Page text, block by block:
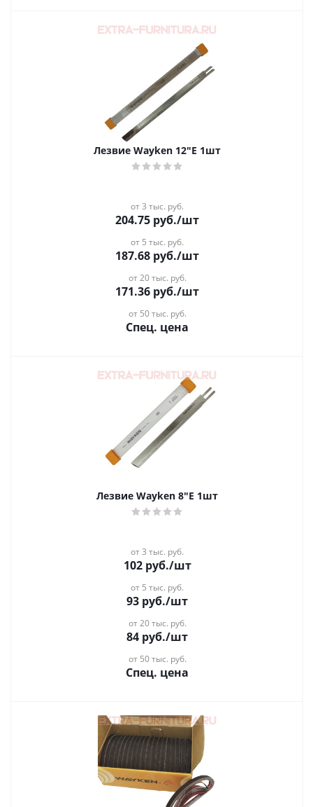
Лезвие Wayken 12"Е 1шт
от 3 тыс. руб.
204.75 руб./шт
от 5 тыс. руб.
187.68 руб./шт
от 20 тыс. руб.
171.36 руб./шт
от 50 тыс. руб.
Спец. цена
Лезвие Wayken 8"Е 1шт
от 3 тыс. руб.
102руб./шт
от 5 тыс. руб.
93 руб./шт
от 20 тыс. руб.
84 руб./шт
от 50 тыс. руб.
Спец. цена